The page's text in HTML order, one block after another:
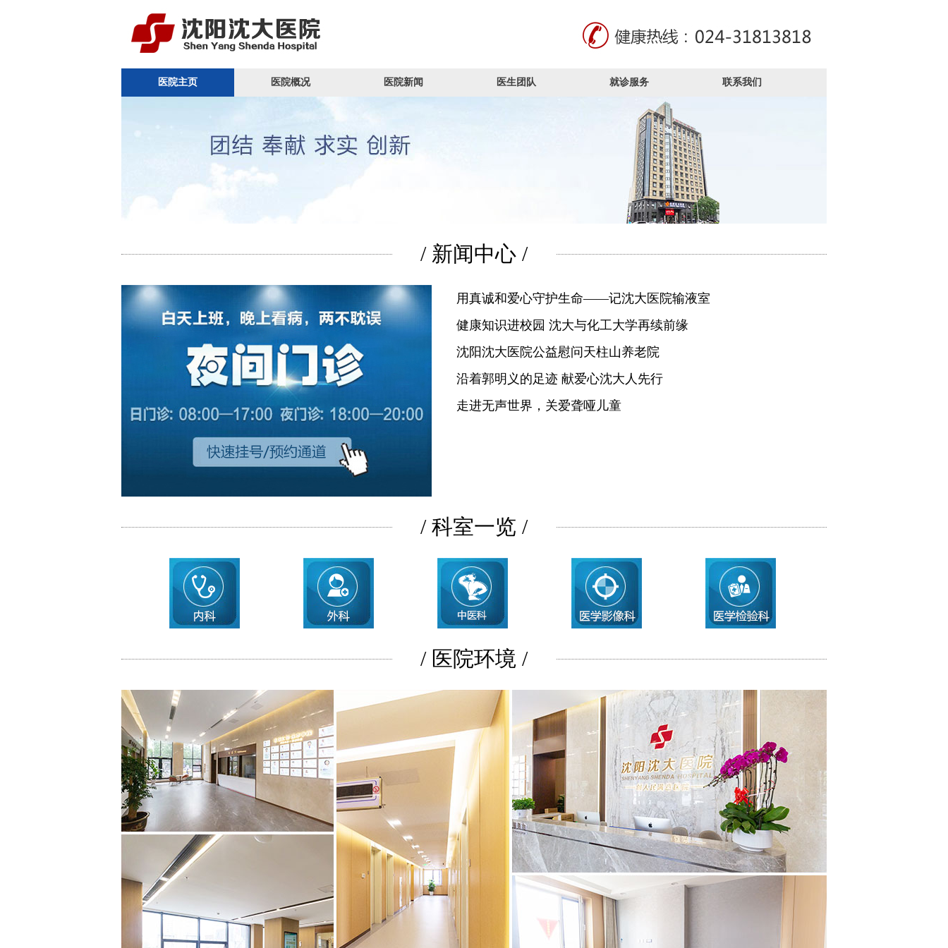
医院主页 医院概况 医院新闻 医生团队 就诊服务 联系我们
/ 新闻中心 /
用真诚和爱心守护生命——记沈大医院输液室
健康知识进校园 沈大与化工大学再续前缘
沈阳沈大医院公益慰问天柱山养老院
沿着郭明义的足迹 献爱心沈大人先行
走进无声世界，关爱聋哑儿童
/ 科室一览 /
/ 医院环境 /